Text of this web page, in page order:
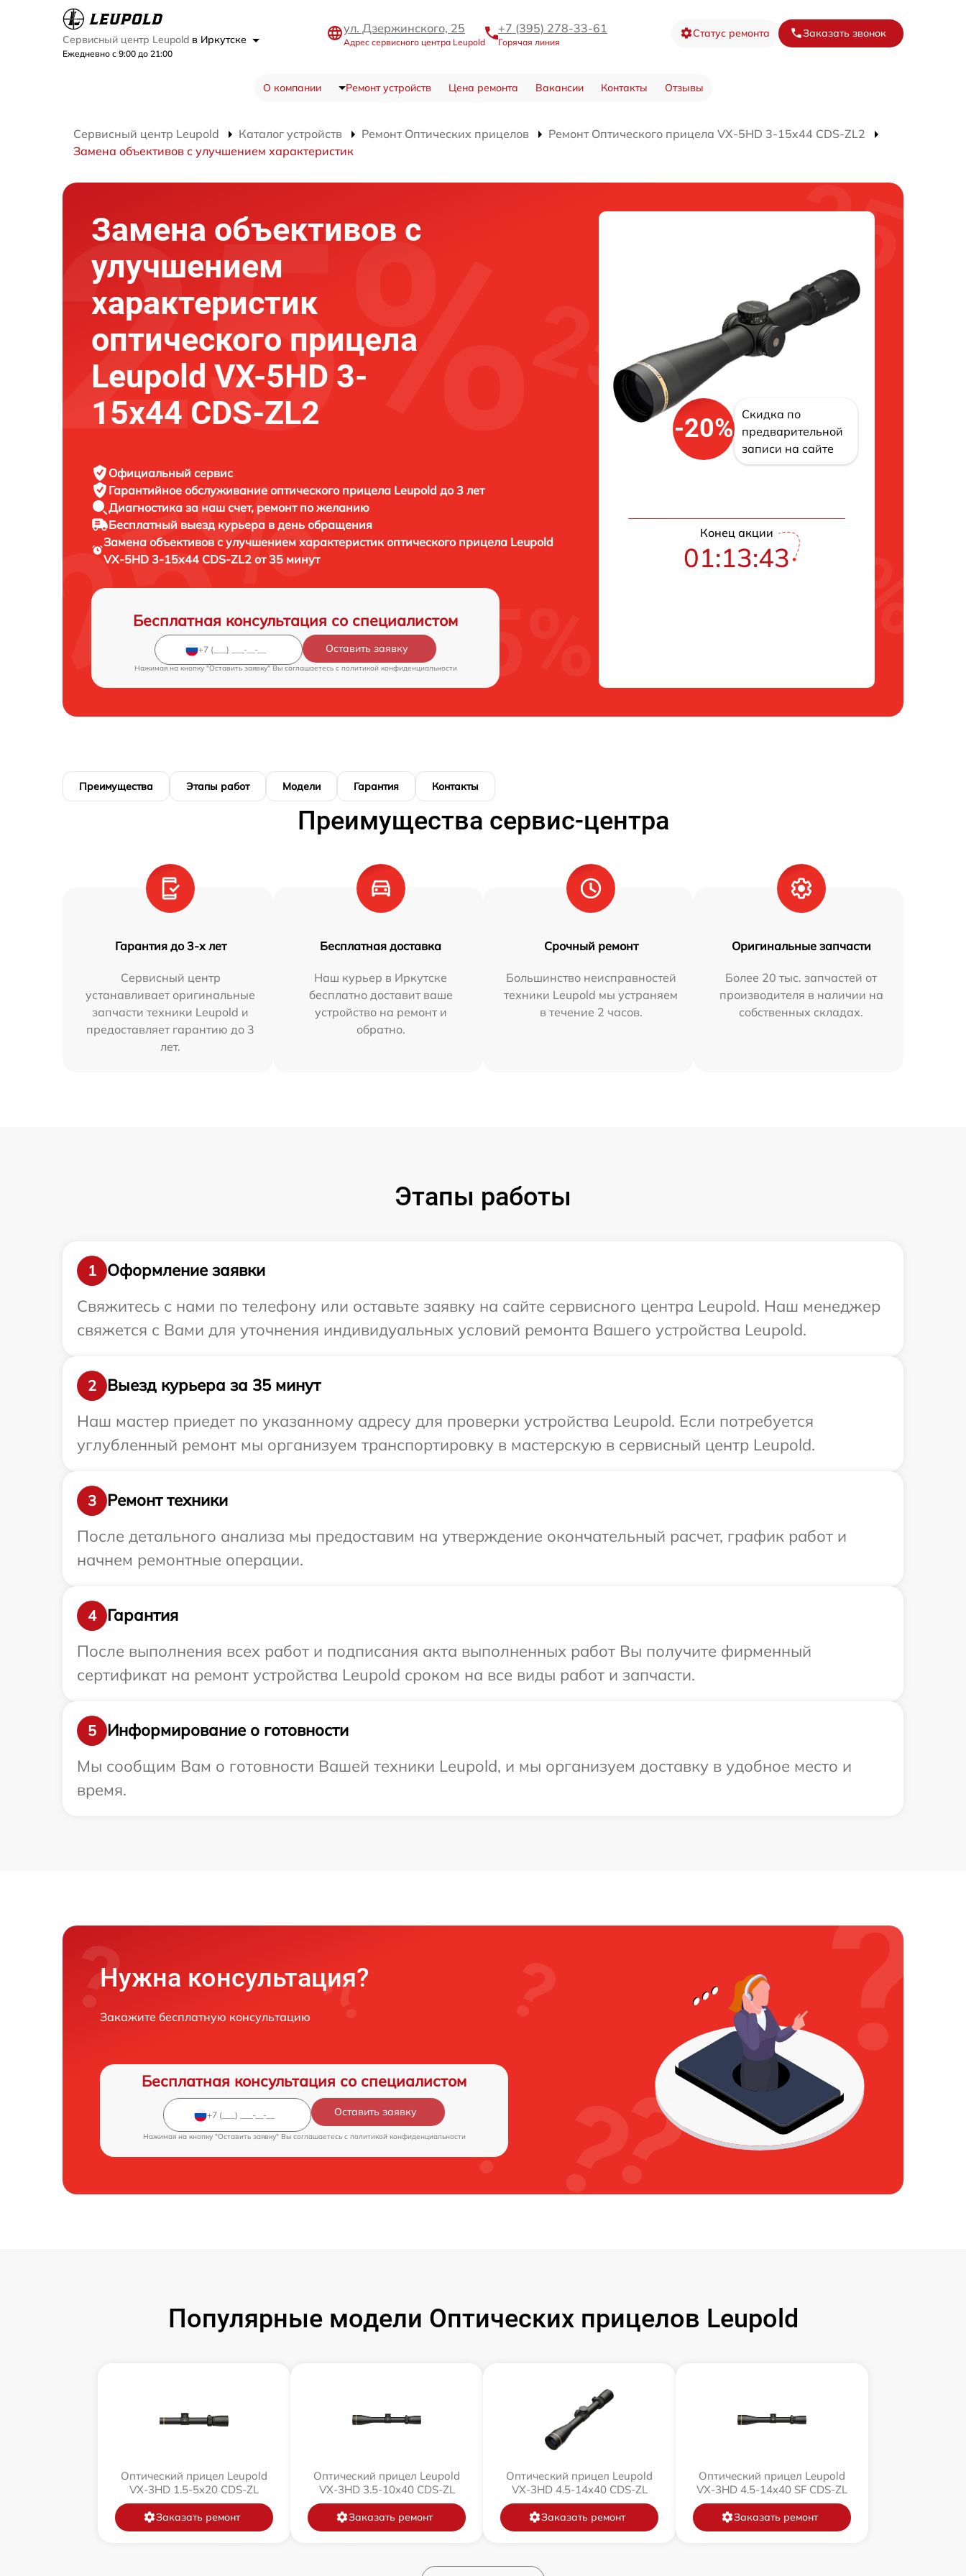
Сервисный центр Leupold в Иркутске
Ежедневно с 9:00 до 21:00
ул. Дзержинского, 25
Адрес сервисного центра Leupold
+7 (395) 278-33-61
Горячая линия
Статус ремонта Заказать звонок
О компании Ремонт устройств Цена ремонта Вакансии Контакты Отзывы
Сервисный центр Leupold Каталог устройств Ремонт Оптических прицелов
Ремонт Оптического прицела VX-5HD 3-15x44 CDS-ZL2
Замена объективов с улучшением характеристик
Замена объективов с
улучшением
характеристик
оптического прицела
Leupold VX-5HD 3-
15x44 CDS-ZL2
Официальный сервис
Гарантийное обслуживание оптического прицела Leupold до 3 лет
Диагностика за наш счет, ремонт по желанию
Бесплатный выезд курьера в день обращения
Замена объективов с улучшением характеристик оптического прицела Leupold
VX-5HD 3-15x44 CDS-ZL2 от 35 минут
Бесплатная консультация со специалистом
Оставить заявку
Нажимая на кнопку "Оставить заявку" Вы соглашаетесь c политикой конфиденциальности
-20%
Скидка по
предварительной
записи на сайте
Конец акции
01:13:42
Преимущества Этапы работ Модели Гарантия Контакты
Преимущества сервис-центра
Гарантия до 3-х лет
Сервисный центр
устанавливает оригинальные
запчасти техники Leupold и
предоставляет гарантию до 3
лет.
Бесплатная доставка
Наш курьер в Иркутске
бесплатно доставит ваше
устройство на ремонт и
обратно.
Срочный ремонт
Большинство неисправностей
техники Leupold мы устраняем
в течение 2 часов.
Оригинальные запчасти
Более 20 тыс. запчастей от
производителя в наличии на
собственных складах.
Этапы работы
1
Оформление заявки
Свяжитесь с нами по телефону или оставьте заявку на сайте сервисного центра Leupold. Наш менеджер
свяжется с Вами для уточнения индивидуальных условий ремонта Вашего устройства Leupold.
2
Выезд курьера за 35 минут
Наш мастер приедет по указанному адресу для проверки устройства Leupold. Если потребуется
углубленный ремонт мы организуем транспортировку в мастерскую в сервисный центр Leupold.
3
Ремонт техники
После детального анализа мы предоставим на утверждение окончательный расчет, график работ и
начнем ремонтные операции.
4
Гарантия
После выполнения всех работ и подписания акта выполненных работ Вы получите фирменный
сертификат на ремонт устройства Leupold сроком на все виды работ и запчасти.
5
Информирование о готовности
Мы сообщим Вам о готовности Вашей техники Leupold, и мы организуем доставку в удобное место и
время.
Нужна консультация?
Закажите бесплатную консультацию
Бесплатная консультация со специалистом
Оставить заявку
Нажимая на кнопку "Оставить заявку" Вы соглашаетесь c политикой конфиденциальности
Популярные модели Оптических прицелов Leupold
Оптический прицел Leupold
VX-3HD 1.5-5x20 CDS-ZL
Заказать ремонт
Оптический прицел Leupold
VX-3HD 3.5-10x40 CDS-ZL
Заказать ремонт
Оптический прицел Leupold
VX-3HD 4.5-14x40 CDS-ZL
Заказать ремонт
Оптический прицел Leupold
VX-3HD 4.5-14x40 SF CDS-ZL
Заказать ремонт